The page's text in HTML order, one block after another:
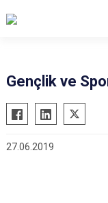
Aladağ
Ceyhan
Feke
Gençlik ve
27.06.2019